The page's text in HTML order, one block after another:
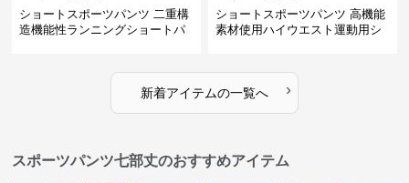
ショートスポーツパンツ 二重構
造機能性ランニングショートパ
ショートスポーツパンツ 高機能
素材使用ハイウエスト運動用シ
新着アイテムの一覧へ ›
スポーツパンツ七部丈のおすすめアイテム